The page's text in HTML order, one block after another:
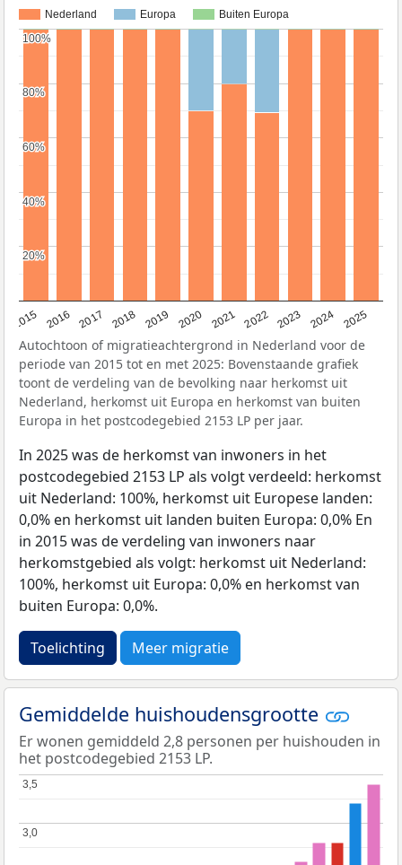
Nederland Europa Buiten Europa
2015 2016 2017 2018 2019 2020 2021 2022 2023 2024 2025
20%
20%
40%
40%
60%
60%
80%
80%
100%
100%
Autochtoon of migratieachtergrond in Nederland voor de
periode van 2015 tot en met 2025: Bovenstaande grafiek
toont de verdeling van de bevolking naar herkomst uit
Nederland, herkomst uit Europa en herkomst van buiten
Europa in het postcodegebied 2153 LP per jaar.
In 2025 was de herkomst van inwoners in het
postcodegebied 2153 LP als volgt verdeeld: herkomst
uit Nederland: 100%, herkomst uit Europese landen:
0,0% en herkomst uit landen buiten Europa: 0,0% En
in 2015 was de verdeling van inwoners naar
herkomstgebied als volgt: herkomst uit Nederland:
100%, herkomst uit Europa: 0,0% en herkomst van
buiten Europa: 0,0%.
Toelichting Meer migratie
Gemiddelde huishoudensgrootte
Er wonen gemiddeld 2,8 personen per huishouden in
het postcodegebied 2153 LP.
3,0
3,0
3,5
3,5